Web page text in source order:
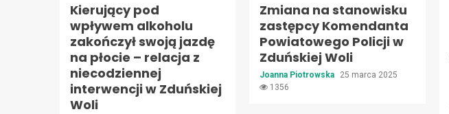
Kierujący pod
wpływem alkoholu
zakończył swoją jazdę
na płocie – relacja z
niecodziennej
interwencji w Zduńskiej
Woli
Zmiana na stanowisku
zastępcy Komendanta
Powiatowego Policji w
Zduńskiej Woli
Joanna Piotrowska
25 marca 2025
1356